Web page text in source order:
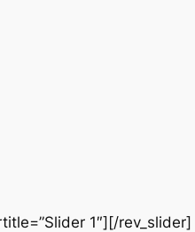
1″][/rev_slider]